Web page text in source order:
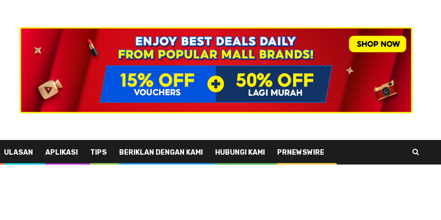
ULASAN APLIKASI TIPS BERIKLAN DENGAN KAMI HUBUNGI KAMI PRNEWSWIRE